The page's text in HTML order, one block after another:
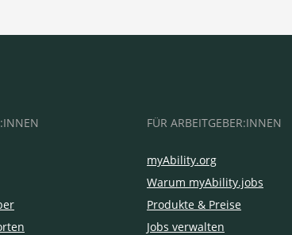
FÜR ARBEITGEBER:INNEN
myAbility.org
Warum myAbility.jobs
Produkte & Preise
Jobs verwalten